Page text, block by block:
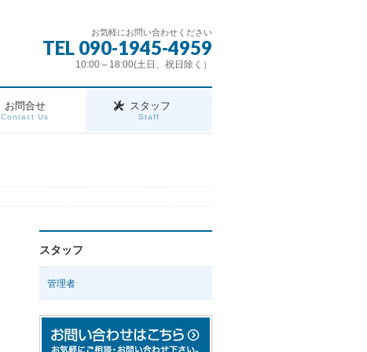
お気軽にお問い合わせください
TEL 090-1945-4959
10:00～18:00(土日、祝日除く）
お問合せ
Contact Us
スタッフ
Staff
スタッフ
管理者